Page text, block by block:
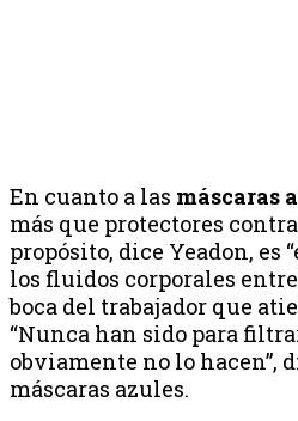
En cuanto a las máscaras
más que protectores
propósito, dice Yeadon, es
los fluidos corporales
boca del trabajador que
“Nunca han sido para
obviamente no lo hacen”,
máscaras azules.